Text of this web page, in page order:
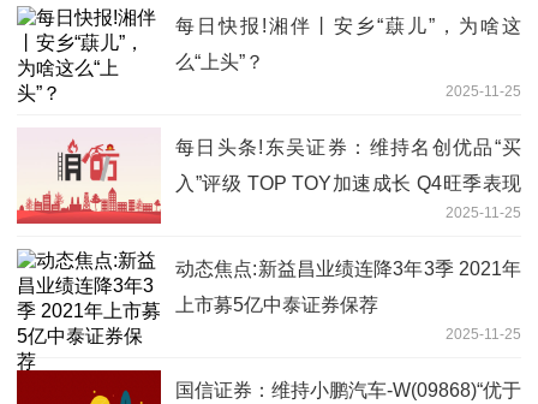
每日快报!湘伴丨安乡“蕻儿”，为啥这
么“上头”？
2025-11-25
每日头条!东吴证券：维持名创优品“买
入”评级 TOP TOY加速成长 Q4旺季表现
2025-11-25
动态焦点:新益昌业绩连降3年3季 2021年
上市募5亿中泰证券保荐
2025-11-25
国信证券：维持小鹏汽车-W(09868)“优于